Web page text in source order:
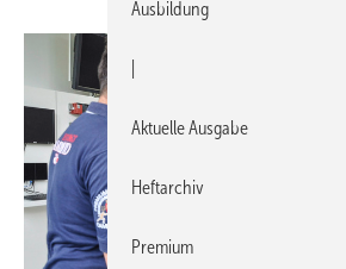
Ausbildung
Aktuelle Ausgabe
Heftarchiv
Premium